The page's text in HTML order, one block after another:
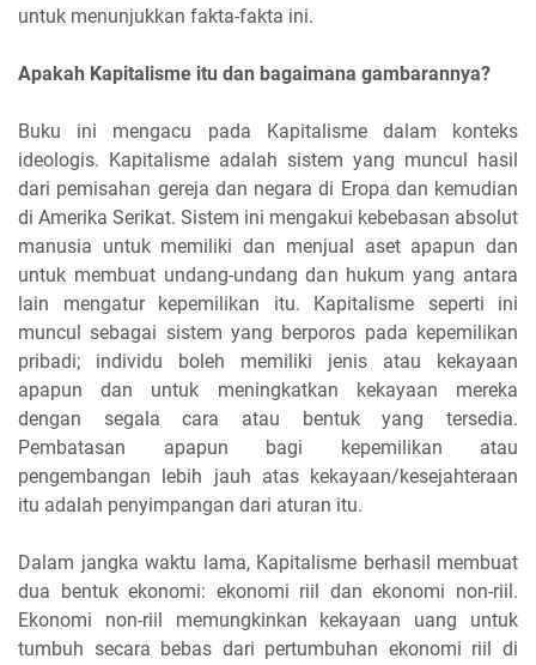
untuk menunjukkan fakta-fakta ini.
Apakah Kapitalisme itu dan bagaimana gambarannya?
Buku ini mengacu pada Kapitalisme dalam konteks
ideologis. Kapitalisme adalah sistem yang muncul hasil
dari pemisahan gereja dan negara di Eropa dan kemudian
di Amerika Serikat. Sistem ini mengakui kebebasan absolut
manusia untuk memiliki dan menjual aset apapun dan
untuk membuat undang-undang dan hukum yang antara
lain mengatur kepemilikan itu. Kapitalisme seperti ini
muncul sebagai sistem yang berporos pada kepemilikan
pribadi; individu boleh memiliki jenis atau kekayaan
apapun dan untuk meningkatkan kekayaan mereka
dengan segala cara atau bentuk yang tersedia.
Pembatasan apapun bagi kepemilikan atau
pengembangan lebih jauh atas kekayaan/kesejahteraan
itu adalah penyimpangan dari aturan itu.
Dalam jangka waktu lama, Kapitalisme berhasil membuat
dua bentuk ekonomi: ekonomi riil dan ekonomi non-riil.
Ekonomi non-riil memungkinkan kekayaan uang untuk
tumbuh secara bebas dari pertumbuhan ekonomi riil di